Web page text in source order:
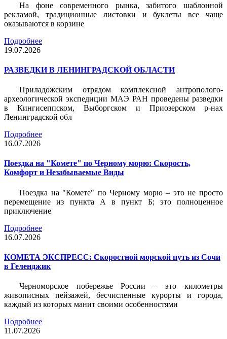
На фоне современного рынка, забитого шаблонной
рекламой, традиционные листовки и буклеты все чаще
оказываются в корзине
Подробнее
19.07.2026
РАЗВЕДКИ В ЛЕНИНГРАДСКОЙ ОБЛАСТИ
Приладожским отрядом комплексной антрополого-
археологической экспедиции МАЭ РАН проведены разведки
в Кингисеппском, Выборгском и Приозерском р-нах
Ленинградской обл
Подробнее
16.07.2026
Поездка на "Комете" по Черному морю: Скорость,
Комфорт и Незабываемые Виды
Поездка на "Комете" по Черному морю – это не просто
перемещение из пункта А в пункт Б; это полноценное
приключение
Подробнее
16.07.2026
КОМЕТА ЭКСПРЕСС: Скоростной морской путь из Сочи
в Геленджик
Черноморское побережье России – это километры
живописных пейзажей, бесчисленные курорты и города,
каждый из которых манит своими особенностями
Подробнее
11.07.2026